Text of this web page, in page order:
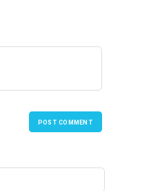
POST COMMENT